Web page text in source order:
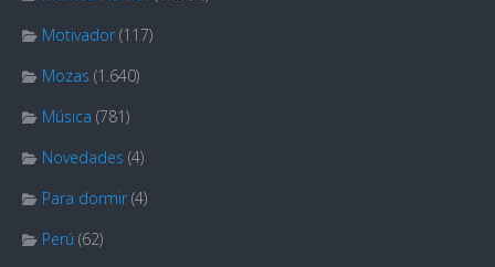
Motivador (117)
Mozas (1.640)
Música (781)
Novedades (4)
Para dormir (4)
Perú (62)